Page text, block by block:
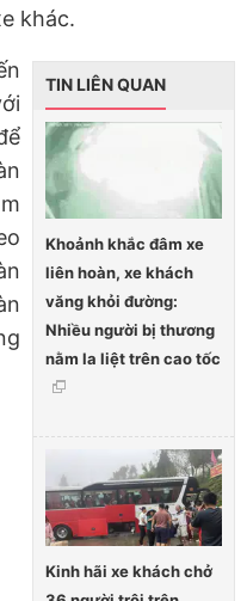
khác.
TIN LIÊN QUAN
Khoảnh khắc đâm xe
liên hoàn, xe khách
văng khỏi đường:
Nhiều người bị thương
nằm la liệt trên cao tốc
Kinh hãi xe khách chở